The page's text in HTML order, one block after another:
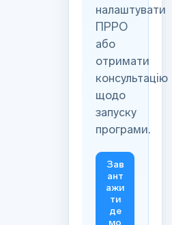
налаштувати
ПРРО
або
отримати
консультацію
щодо
запуску
програми.
Зав
ант
ажи
ти
де
мо